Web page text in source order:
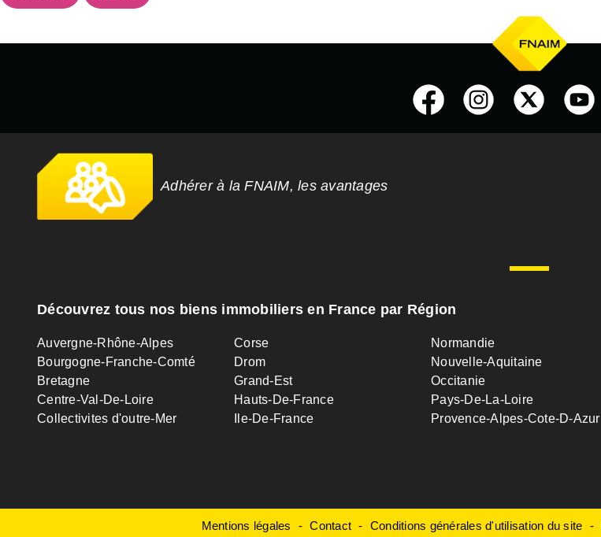
Adhérer à la FNAIM, les avantages
Découvrez tous nos biens immobiliers en France par Région
Auvergne-Rhône-Alpes
Bourgogne-Franche-Comté
Bretagne
Centre-Val-De-Loire
Collectivites d'outre-Mer
Corse
Drom
Grand-Est
Hauts-De-France
Ile-De-France
Normandie
Nouvelle-Aquitaine
Occitanie
Pays-De-La-Loire
Provence-Alpes-Cote-D-Azur
Mentions légales Contact Conditions générales d'utilisation du site